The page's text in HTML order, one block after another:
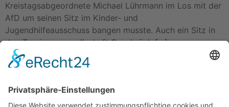
Kreistagsabgeordnete Michael Lührmann im Los mit der
AfD um seinen Sitz im Kinder- und
Jugendhilfeausschuss bangen musste. Auch ein Sitz in
der „Tourismusgesellschaft Osnabrück […]